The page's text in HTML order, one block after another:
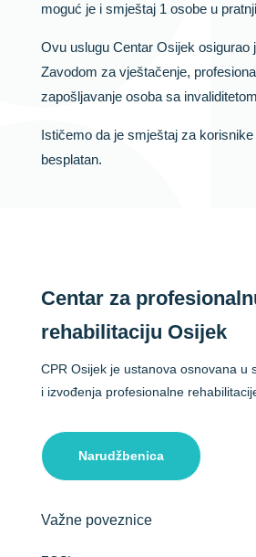
moguć je i smještaj 1 osobe u
Ovu uslugu Centar Osijek osigurao
Zavodom za vještačenje,
zapošljavanje osoba sa
Ističemo da je smještaj za korisnike
besplatan.
Centar za
rehabilitaciju Osijek
CPR Osijek je ustanova osnovana u
i izvođenja profesionalne
Narudžbenica
Važne poveznice